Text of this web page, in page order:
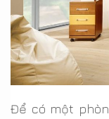
Để có một